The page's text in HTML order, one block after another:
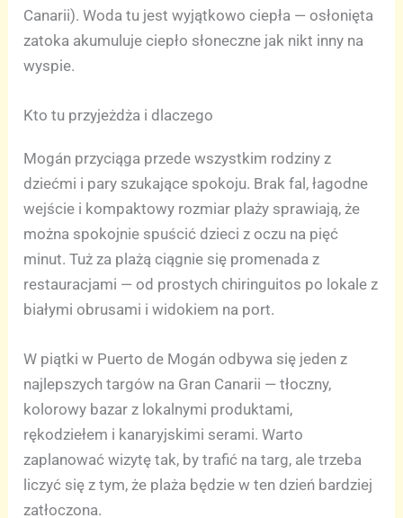
Canarii). Woda tu jest wyjątkowo ciepła — osłonięta
zatoka akumuluje ciepło słoneczne jak nikt inny na
wyspie.
Kto tu przyjeżdża i dlaczego
Mogán przyciąga przede wszystkim rodziny z
dziećmi i pary szukające spokoju. Brak fal, łagodne
wejście i kompaktowy rozmiar plaży sprawiają, że
można spokojnie spuścić dzieci z oczu na pięć
minut. Tuż za plażą ciągnie się promenada z
restauracjami — od prostych chiringuitos po lokale z
białymi obrusami i widokiem na port.
W piątki w Puerto de Mogán odbywa się jeden z
najlepszych targów na Gran Canarii — tłoczny,
kolorowy bazar z lokalnymi produktami,
rękodziełem i kanaryjskimi serami. Warto
zaplanować wizytę tak, by trafić na targ, ale trzeba
liczyć się z tym, że plaża będzie w ten dzień bardziej
zatłoczona.